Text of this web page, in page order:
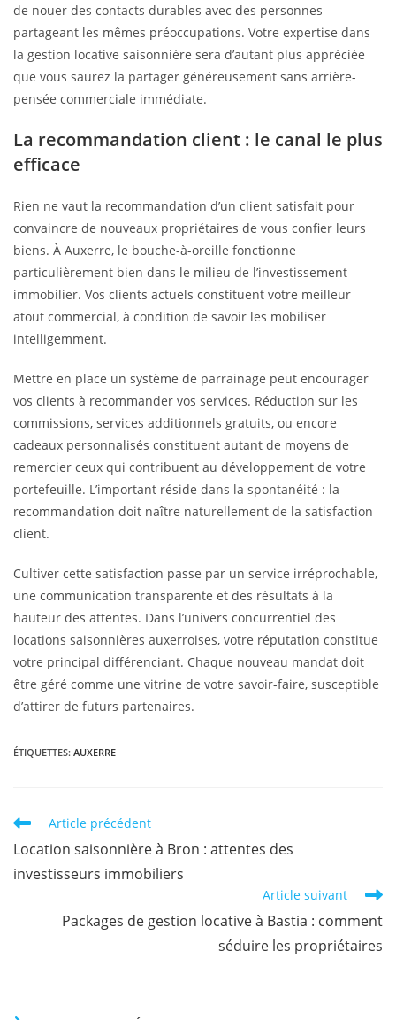
de nouer des contacts durables avec des personnes
partageant les mêmes préoccupations. Votre expertise dans
la gestion locative saisonnière sera d’autant plus appréciée
que vous saurez la partager généreusement sans arrière-
pensée commerciale immédiate.
La recommandation client : le canal le plus
efficace
Rien ne vaut la recommandation d’un client satisfait pour
convaincre de nouveaux propriétaires de vous confier leurs
biens. À Auxerre, le bouche-à-oreille fonctionne
particulièrement bien dans le milieu de l’investissement
immobilier. Vos clients actuels constituent votre meilleur
atout commercial, à condition de savoir les mobiliser
intelligemment.
Mettre en place un système de parrainage peut encourager
vos clients à recommander vos services. Réduction sur les
commissions, services additionnels gratuits, ou encore
cadeaux personnalisés constituent autant de moyens de
remercier ceux qui contribuent au développement de votre
portefeuille. L’important réside dans la spontanéité : la
recommandation doit naître naturellement de la satisfaction
client.
Cultiver cette satisfaction passe par un service irréprochable,
une communication transparente et des résultats à la
hauteur des attentes. Dans l’univers concurrentiel des
locations saisonnières auxerroises, votre réputation constitue
votre principal différenciant. Chaque nouveau mandat doit
être géré comme une vitrine de votre savoir-faire, susceptible
d’attirer de futurs partenaires.
ÉTIQUETTES: AUXERRE
Article précédent
Location saisonnière à Bron : attentes des
investisseurs immobiliers
Article suivant
Packages de gestion locative à Bastia : comment
séduire les propriétaires